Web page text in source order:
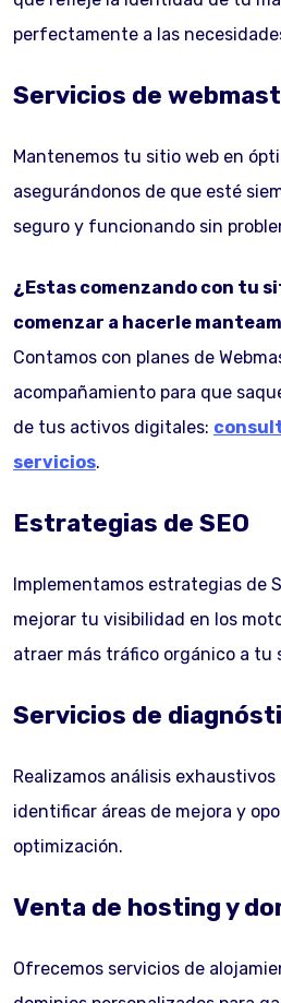
perfectamente a las
Servicios de
Mantenemos tu sitio web en
asegurándonos de que esté
seguro y funcionando sin
¿Estas comenzando con tu
comenzar a hacerle
Contamos con planes de
acompañamiento para que
de tus activos digitales:
servicios.
Estrategias de SEO
Implementamos estrategias de
mejorar tu visibilidad en los
atraer más tráfico orgánico a tu
Servicios de
Realizamos análisis
identificar áreas de mejora y
optimización.
Venta de hosting y
Ofrecemos servicios de